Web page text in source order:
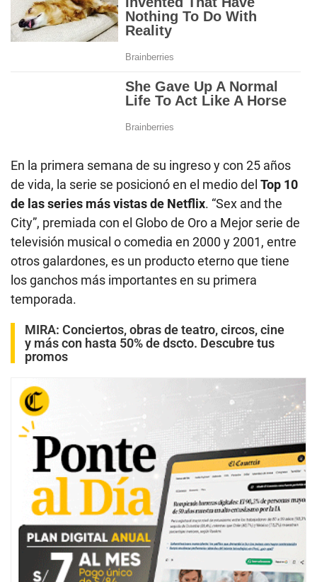
En la primera semana de su ingreso y con 25 años
de vida, la serie se posicionó en el medio del Top 10
de las series más vistas de Netflix. “Sex and the
City”, premiada con el Globo de Oro a Mejor serie de
televisión musical o comedia en 2000 y 2001, entre
otros galardones, es un producto eterno que tiene
los ganchos más importantes en su primera
temporada.
MIRA: Conciertos, obras de teatro, circos, cine
y más con hasta 50% de dscto. Descubre tus
promos